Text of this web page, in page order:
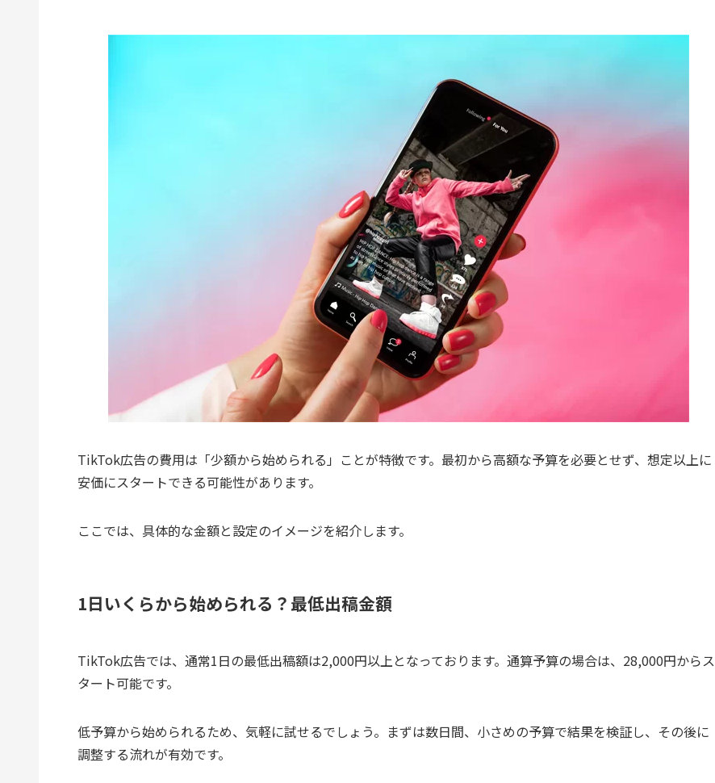
TikTok広告の費用は「少額から始められる」ことが特徴です。最初から高額な予算を必要とせず、想定以上に
安価にスタートできる可能性があります。
ここでは、具体的な金額と設定のイメージを紹介します。
1日いくらから始められる？最低出稿金額
TikTok広告では、通常1日の最低出稿額は2,000円以上となっております。通算予算の場合は、28,000円からス
タート可能です。
低予算から始められるため、気軽に試せるでしょう。まずは数日間、小さめの予算で結果を検証し、その後に
調整する流れが有効です。